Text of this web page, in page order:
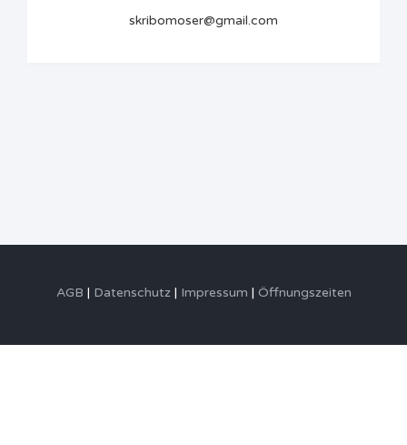
skribomoser@gmail.com
AGB Datenschutz Impressum Öffnungszeiten